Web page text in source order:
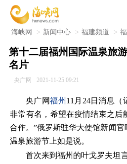
海峡网 > 新闻中心 > 福建频道 >
第十二届福州国际温泉旅
名片
央广网 2021-11-25 09:21
央广网福州 11月24日消息（
非常有名，希望在疫情结束之后
合作。”俄罗斯驻华大使馆新闻
温泉旅游节上如是说。
首次来到福州的叶戈罗夫坦